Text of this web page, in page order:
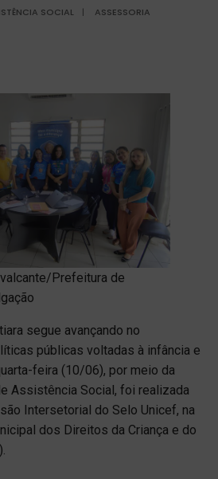
SOCIAL |
ASSESSORIA
Prefeitura de
segue avançando no
públicas voltadas à infância e
feira (10/06), por meio da
Assistência Social, foi realizada
Intersetorial do Selo Unicef, na
dos Direitos da Criança e do